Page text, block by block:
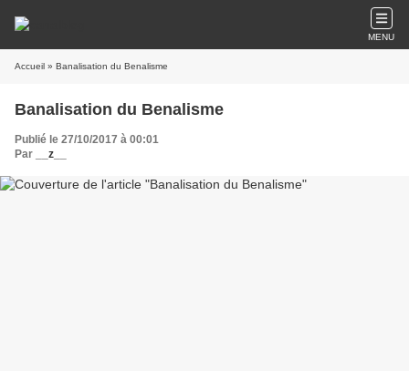
MENU
Accueil » Banalisation du Benalisme
Banalisation du Benalisme
Publié le 27/10/2017 à 00:01
Par
__z__